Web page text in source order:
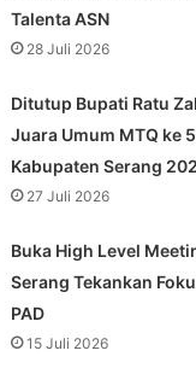
Talenta ASN
28 Juli 2026
Ditutup Bupati Ratu
Juara Umum MTQ ke
Kabupaten Serang
27 Juli 2026
Buka High Level
Serang Tekankan
PAD
15 Juli 2026